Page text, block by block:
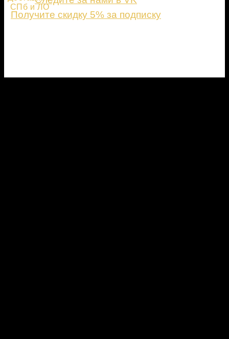
СПб и ЛО
Получите скидку 5% за подписку